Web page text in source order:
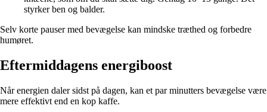
styrker ben og balder.
Selv korte pauser med bevægelse kan mindske træthed og forbedre
humøret.
Eftermiddagens energiboost
Når energien daler sidst på dagen, kan et par minutters bevægelse være
mere effektivt end en kop kaffe.